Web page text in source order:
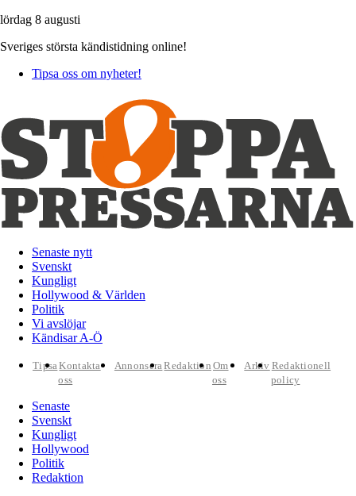
lördag 8 augusti
Sveriges största kändistidning online!
Tipsa oss om nyheter!
Senaste nytt
Svenskt
Kungligt
Hollywood & Världen
Politik
Vi avslöjar
Kändisar A-Ö
TipsaKontakta
oss
AnnonseraRedaktion Om
oss
Arkiv Redaktionell
policy
Senaste
Svenskt
Kungligt
Hollywood
Politik
Redaktion